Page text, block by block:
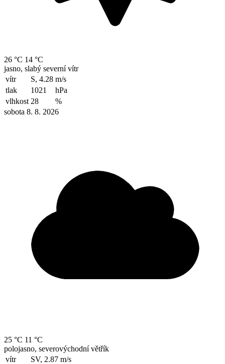
26 °C 14 °C
jasno, slabý severní vítr
vítr
S, 4.28 m/s
tlak
1021
hPa
vlhkost 28
%
sobota 8. 8. 2026
25 °C 11 °C
polojasno, severovýchodní větřík
vítr
SV, 2.87 m/s